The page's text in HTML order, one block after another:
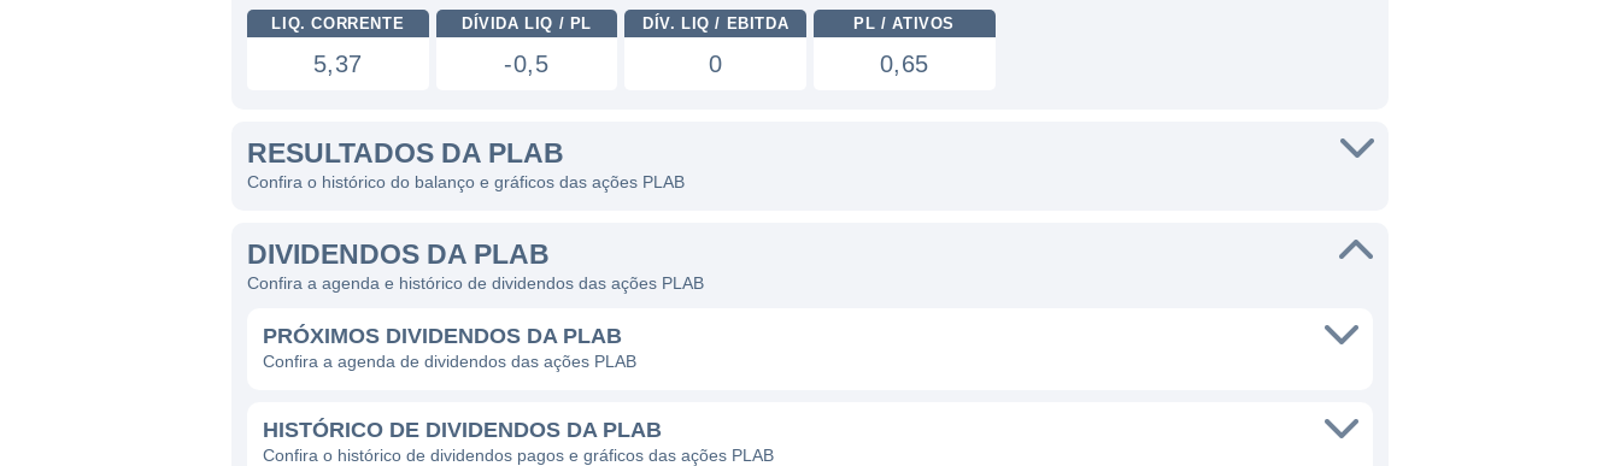
LIQ. CORRENTE
5,37
DÍVIDA LIQ / PL
-0,5
DÍV. LIQ / EBITDA
0
PL / ATIVOS
0,65
RESULTADOS DA PLAB
Confira o histórico do balanço e gráficos das ações PLAB
DIVIDENDOS DA PLAB
Confira a agenda e histórico de dividendos das ações PLAB
PRÓXIMOS DIVIDENDOS DA PLAB
Confira a agenda de dividendos das ações PLAB
HISTÓRICO DE DIVIDENDOS DA PLAB
Confira o histórico de dividendos pagos e gráficos das ações PLAB